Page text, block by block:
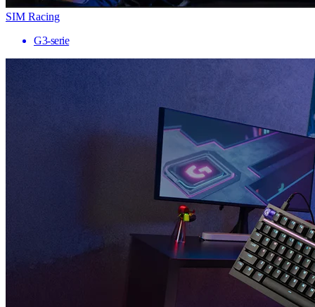
SIM Racing
G3-serie